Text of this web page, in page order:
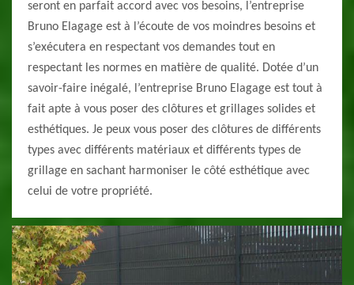
seront en parfait accord avec vos besoins, l’entreprise
Bruno Elagage est à l’écoute de vos moindres besoins et
s’exécutera en respectant vos demandes tout en
respectant les normes en matière de qualité. Dotée d’un
savoir-faire inégalé, l’entreprise Bruno Elagage est tout à
fait apte à vous poser des clôtures et grillages solides et
esthétiques. Je peux vous poser des clôtures de différents
types avec différents matériaux et différents types de
grillage en sachant harmoniser le côté esthétique avec
celui de votre propriété.